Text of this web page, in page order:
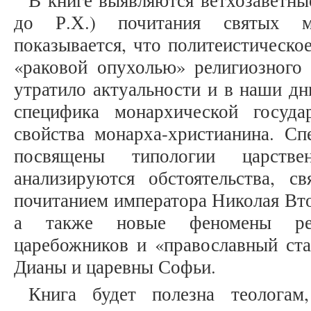
до Р.Х.) почитания святых
показывается, что
«раковой опухолью»
утратило актуальности и в наши
специфика монархической
свойства монарха-христианина.
посвящены типологии
анализируются обстоятельства,
почитанием императора Николая
а также новые феномены
царебожников и «православный
Дианы и царевны Софьи.
Книга будет полезна